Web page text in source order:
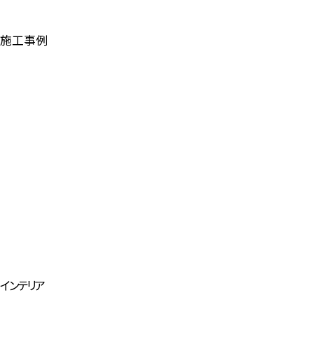
施工事例
インテリア